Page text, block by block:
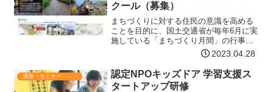
クール（募集）
まちづくりに対する住民の意識を高める
ことを目的に、国土交通省が毎年6月に実
施している「まちづくり月間」の行事の
一環として、1983年（昭和58年）から
「すまい・まちづくり設計競技」をまち
づくり月間実行委員会と共同主催してき
ました。専門家に質…【詳細はコチラ】
2023.04.28
講座・セミナー・表彰
認定NPOキッズドア 学習支援ス
タートアップ研修